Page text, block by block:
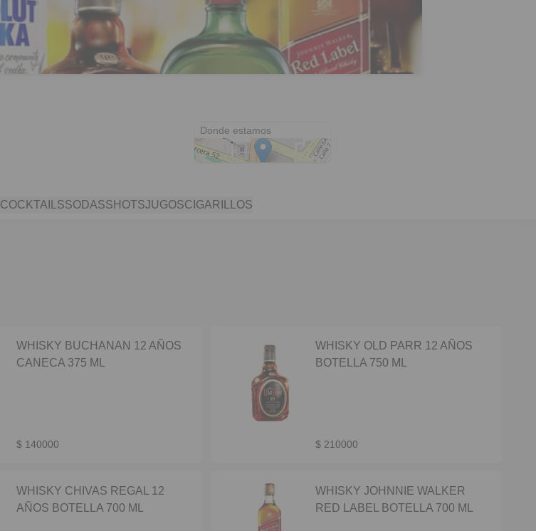
Donde estamos
COCKTAILSSODASSHOTSJUGOSCIGARILLOS
WHISKY BUCHANAN 12 AÑOS
CANECA 375 ML
$ 140000
WHISKY OLD PARR 12 AÑOS
BOTELLA 750 ML
$ 210000
WHISKY CHIVAS REGAL 12
AÑOS BOTELLA 700 ML
WHISKY JOHNNIE WALKER
RED LABEL BOTELLA 700 ML